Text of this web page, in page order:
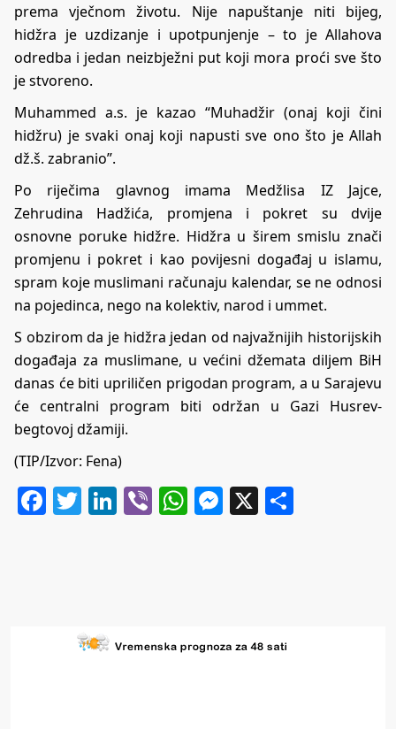
prema vječnom životu. Nije napuštanje niti bijeg,
hidžra je uzdizanje i upotpunjenje – to je Allahova
odredba i jedan neizbježni put koji mora proći sve što
je stvoreno.
Muhammed a.s. je kazao “Muhadžir (onaj koji čini
hidžru) je svaki onaj koji napusti sve ono što je Allah
dž.š. zabranio”.
Po riječima glavnog imama Medžlisa IZ Jajce,
Zehrudina Hadžića, promjena i pokret su dvije
osnovne poruke hidžre. Hidžra u širem smislu znači
promjenu i pokret i kao povijesni događaj u islamu,
spram koje muslimani računaju kalendar, se ne odnosi
na pojedinca, nego na kolektiv, narod i ummet.
S obzirom da je hidžra jedan od najvažnijih historijskih
događaja za muslimane, u većini džemata diljem BiH
danas će biti upriličen prigodan program, a u Sarajevu
će centralni program biti održan u Gazi Husrev-
begtovoj džamiji.
(TIP/Izvor: Fena)
Facebook
Twitter
LinkedIn
ViberWhatsApp
Messenger
X